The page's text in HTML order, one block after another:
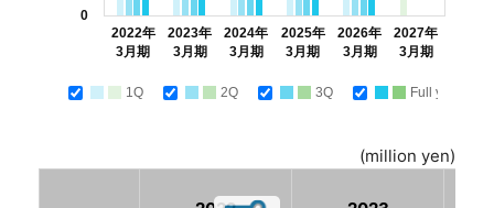
2022年
3月期
2023年
3月期
2024年
3月期
2025年
3月期
2026年
3月期
2027年
3月期
0
1Q 2Q 3Q Full year
(million yen)